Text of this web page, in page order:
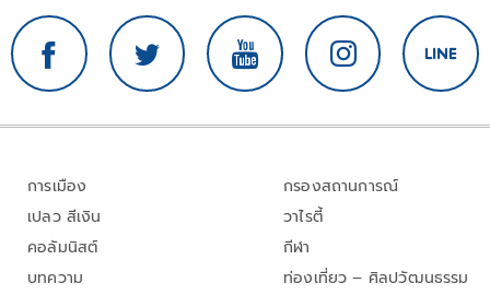
การเมือง
เปลว สีเงิน
คอลัมนิสต์
บทความ
กรองสถานการณ์
วาไรตี้
กีฬา
ท่องเที่ยว – ศิลปวัฒนธรรม